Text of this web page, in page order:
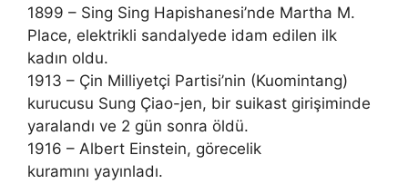
1899 – Sing Sing Hapishanesi’nde Martha M.
Place, elektrikli sandalyede idam edilen ilk
kadın oldu.
1913 – Çin Milliyetçi Partisi’nin (Kuomintang)
kurucusu Sung Çiao-jen, bir suikast girişiminde
yaralandı ve 2 gün sonra öldü.
1916 – Albert Einstein, görecelik
kuramını yayınladı.